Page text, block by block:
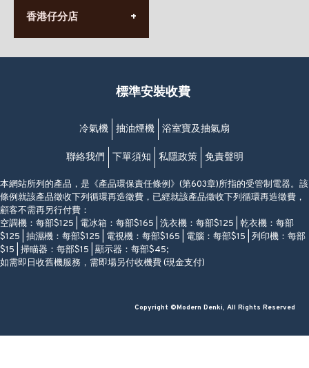
香港堅尼地城卑路乍街
(堅尼地城地鐵站B出口)
營業時間:
(10:00am-20:30pm)
香港仔分店
營業時間:
香港香港仔成都道20-28號
(黃竹坑地鐵站轉4M專線小巴)
標準安裝收費
冷氣機 抽油煙機 浴室寶及抽氣扇
聯絡我們 下單須知 私隱政策 免責聲明
本網站所列的產品，是《產品環保責任條例》(第603章)所指的受管制電器。該
條例就該產品徵收下列循環再造徵費，已經就該產品徵收下列循環再造徵費，
顧客不需再另行付費：
空調機：每部$125 | 電冰箱：每部$165 | 洗衣機：每部$125 | 乾衣機：每部
$125 | 抽濕機：每部$125 | 電視機：每部$165 | 電腦：每部$15 | 列印機：每部
$15 | 掃瞄器：每部$15 | 顯示器：每部$45;
如需即日收舊機服務，需即場另付收機費 (現金支付)
Copyright ©Modern Denki, All Rights Reserved